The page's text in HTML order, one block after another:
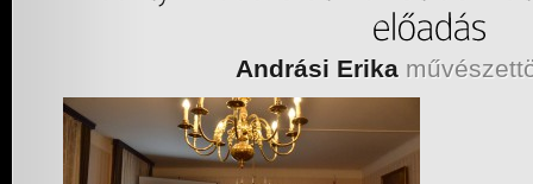
Andrási Erika